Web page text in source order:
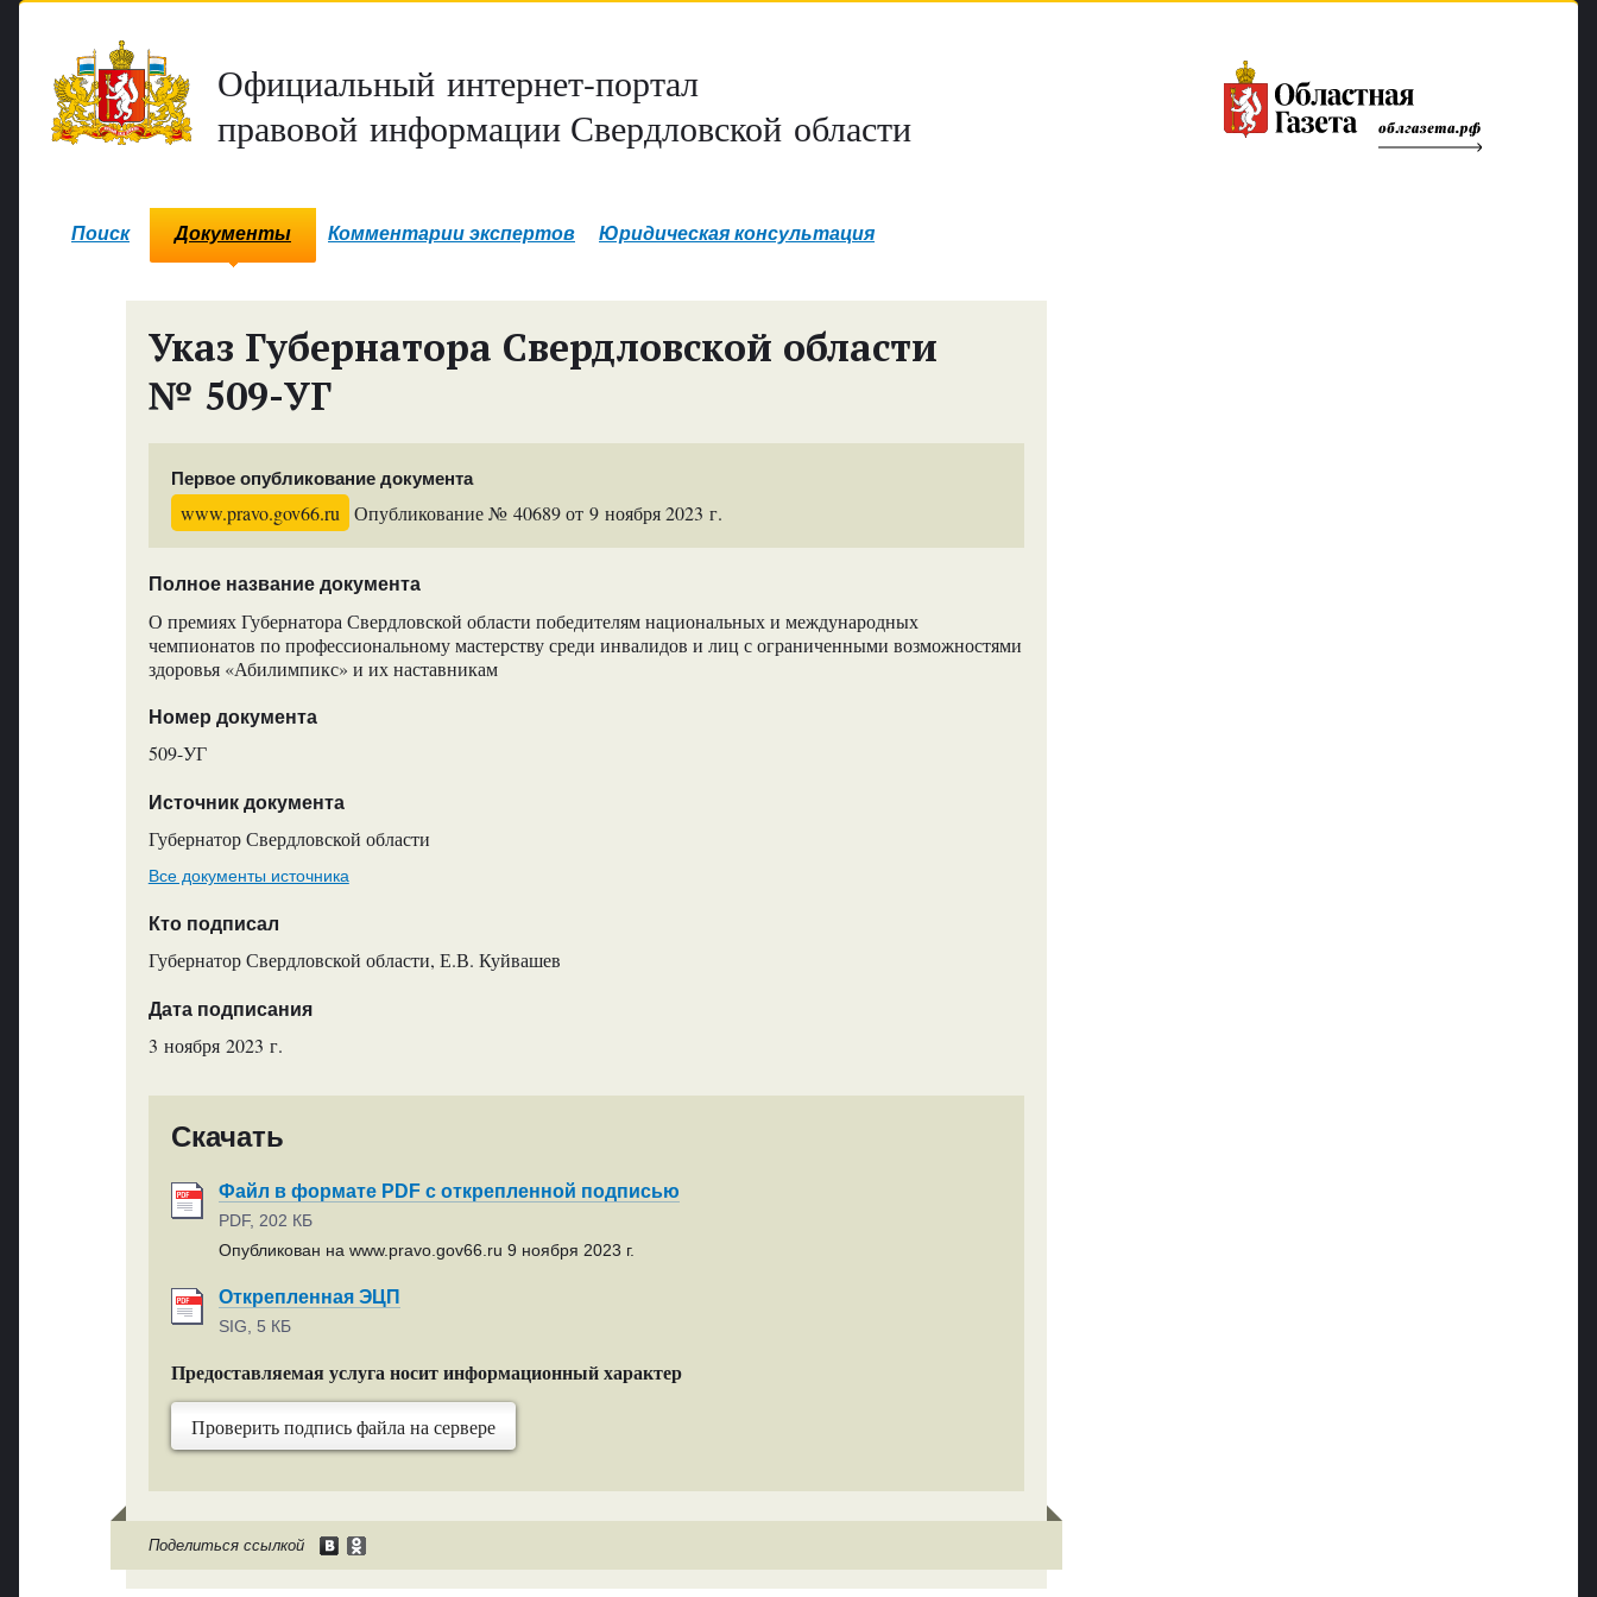
Официальный интернет-портал
правовой информации Свердловской области
Поиск Документы Комментарии экспертов Юридическая консультация
Указ Губернатора Свердловской области
№ 509-УГ
Первое опубликование документа
www.pravo.gov66.ru Опубликование № 40689 от 9 ноября 2023 г.
Полное название документа
О премиях Губернатора Свердловской области победителям национальных и международных
чемпионатов по профессиональному мастерству среди инвалидов и лиц с ограниченными возможностями
здоровья «Абилимпикс» и их наставникам
Номер документа
509-УГ
Источник документа
Губернатор Свердловской области
Все документы источника
Кто подписал
Губернатор Свердловской области, Е.В. Куйвашев
Дата подписания
3 ноября 2023 г.
Скачать
Файл в формате PDF с открепленной подписью
PDF, 202 КБ
Опубликован на www.pravo.gov66.ru 9 ноября 2023 г.
Открепленная ЭЦП
SIG, 5 КБ
Предоставляемая услуга носит информационный характер
Проверить подпись файла на сервере
Поделиться ссылкой